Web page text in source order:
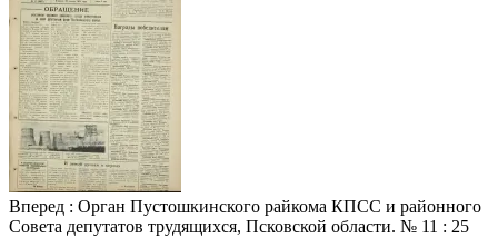
Вперед : Орган Пустошкинского райкома КПСС и районного
Совета депутатов трудящихся, Псковской области. № 11 : 25